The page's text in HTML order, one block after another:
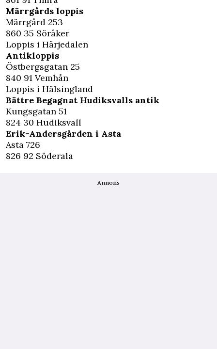
Märrgårds loppis
Märrgård 253
860 35 Söråker
Loppis i Härjedalen
Antikloppis
Östbergsgatan 25
840 91 Vemhån
Loppis i Hälsingland
Bättre Begagnat Hudiksvalls antik
Kungsgatan 51
824 30 Hudiksvall
Erik-Andersgården i Asta
Asta 726
826 92 Söderala
Annons